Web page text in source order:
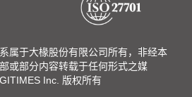
属于大椽股份有限公司所有，非经本
或部分内容转载于任何形式之媒
Inc. 版权所有